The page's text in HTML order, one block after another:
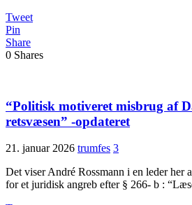
Tweet
Pin
Share
0 Shares
“Politisk motiveret misbrug af
retsvæsen” -opdateret
21. januar 2026 trumfes 3
Det viser André Rossmann i en leder her
for et juridisk angreb efter § 266- b :